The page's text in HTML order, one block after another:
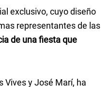
exclusivo, cuyo diseño
representantes de las
de una fiesta que
Vives y José Marí, ha